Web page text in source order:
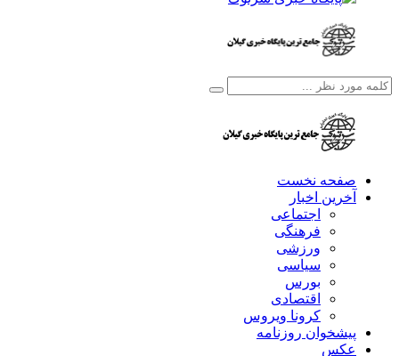
صفحه نخست
آخرین اخبار
اجتماعی
فرهنگی
ورزشی
سیاسی
بورس
اقتصادی
کرونا ویروس
پیشخوان روزنامه
عکس